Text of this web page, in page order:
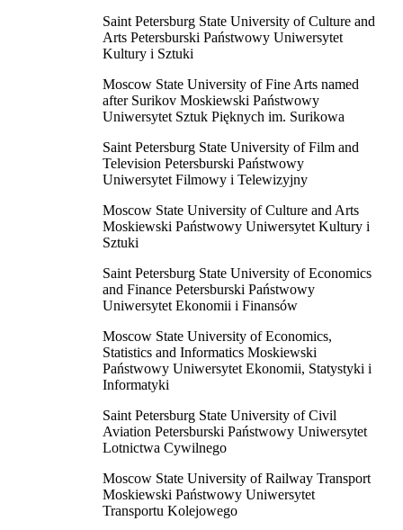
Saint Petersburg State University of Culture and
Arts Petersburski Państwowy Uniwersytet
Kultury i Sztuki
Moscow State University of Fine Arts named
after Surikov Moskiewski Państwowy
Uniwersytet Sztuk Pięknych im. Surikowa
Saint Petersburg State University of Film and
Television Petersburski Państwowy
Uniwersytet Filmowy i Telewizyjny
Moscow State University of Culture and Arts
Moskiewski Państwowy Uniwersytet Kultury i
Sztuki
Saint Petersburg State University of Economics
and Finance Petersburski Państwowy
Uniwersytet Ekonomii i Finansów
Moscow State University of Economics,
Statistics and Informatics Moskiewski
Państwowy Uniwersytet Ekonomii, Statystyki i
Informatyki
Saint Petersburg State University of Civil
Aviation Petersburski Państwowy Uniwersytet
Lotnictwa Cywilnego
Moscow State University of Railway Transport
Moskiewski Państwowy Uniwersytet
Transportu Kolejowego